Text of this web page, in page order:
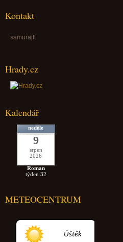
Kontakt
samurajtt
Hrady.cz
Kalendář
neděle
9
srpen
2026
Roman
týden 32
METEOCENTRUM